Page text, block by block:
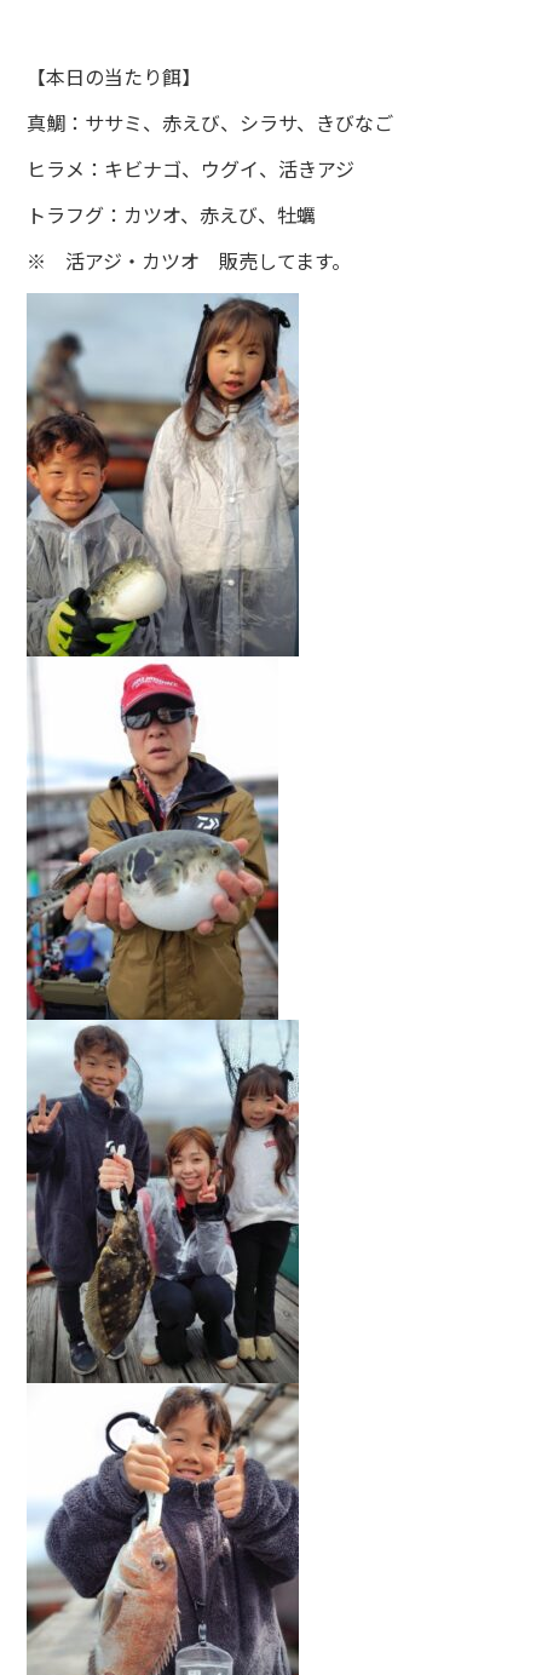
【本日の当たり餌】
真鯛：ササミ、赤えび、シラサ、きびなご
ヒラメ：キビナゴ、ウグイ、活きアジ
トラフグ：カツオ、赤えび、牡蠣
※ 活アジ・カツオ 販売してます。